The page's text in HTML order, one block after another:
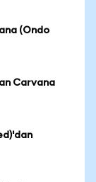
(Ondo
Carvana